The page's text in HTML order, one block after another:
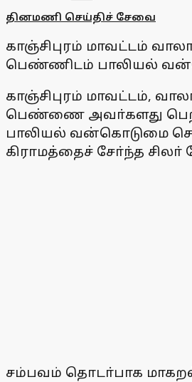
தினமணி செய்திச் சேவை
காஞ்சிபுரம் மாவட்டம்
பெண்ணிடம் பாலியல்
காஞ்சிபுரம் மாவட்டம்,
பெண்ணை அவா்களது
பாலியல் வன்கொடுமை
கிராமத்தைச் சோ்ந்த
சம்பவம் தொடா்பாக